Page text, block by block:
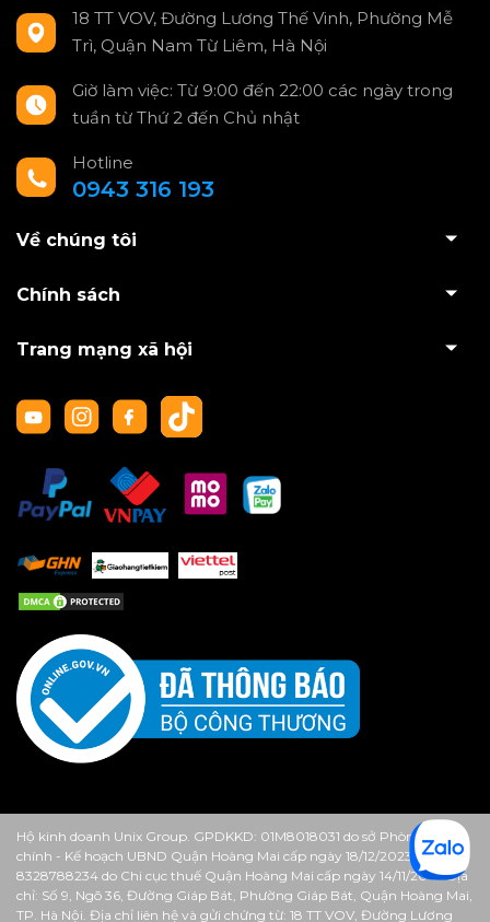
18 TT VOV, Đường Lương Thế Vinh, Phường Mễ
Trì, Quận Nam Từ Liêm, Hà Nội
Giờ làm việc: Từ 9:00 đến 22:00 các ngày trong
tuần từ Thứ 2 đến Chủ nhật
Hotline
0943 316 193
Về chúng tôi
Chính sách
Trang mạng xã hội
Hộ kinh doanh Unix Group. GPDKKD: 01M8018031 do sở Phòng Tài
chính - Kế hoạch UBND Quận Hoàng Mai cấp ngày 18/12/2023. MST:
8328788234 do Chi cục thuế Quận Hoàng Mai cấp ngày 14/11/2013. Địa
chỉ: Số 9, Ngõ 36, Đường Giáp Bát, Phường Giáp Bát, Quận Hoàng Mai,
TP. Hà Nội. Địa chỉ liên hệ và gửi chứng từ: 18 TT VOV, Đường Lương